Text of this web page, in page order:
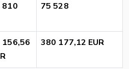
810 75 528
156,56
380 177,12 EUR